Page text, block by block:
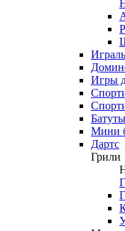
Игры
Мини
Дартс
Грили